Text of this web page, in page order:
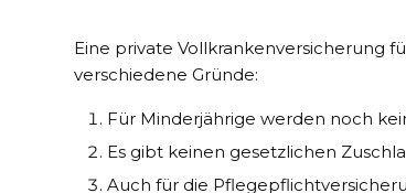
Eine private Vollkrankenversicherung
verschiedene Gründe:
Für Minderjährige werden noch
Es gibt keinen gesetzlichen
Auch für die